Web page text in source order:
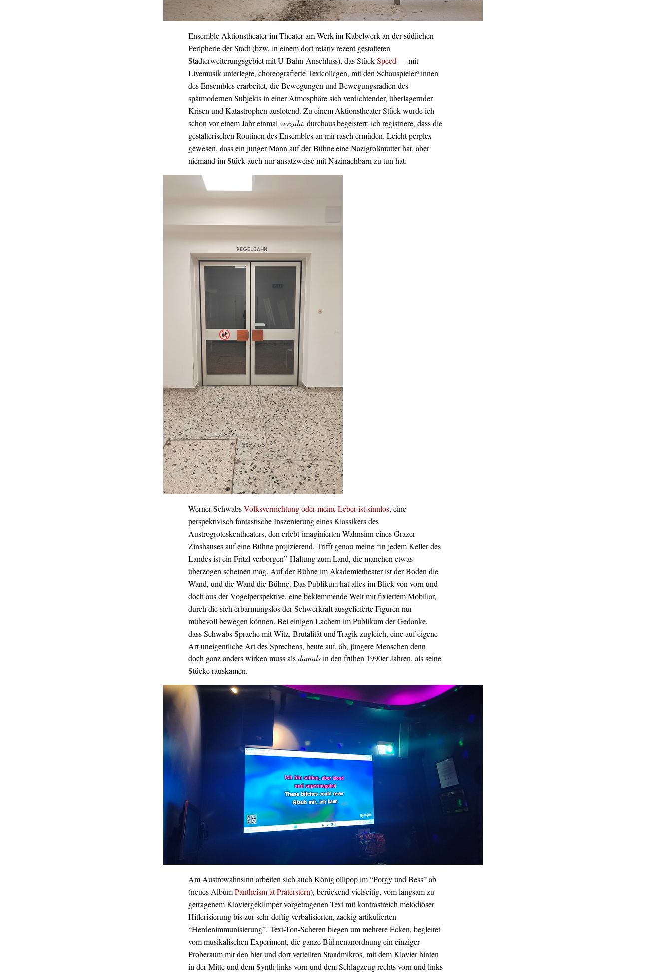
Ensemble Aktionstheater im Theater am Werk im Kabelwerk an der südlichen
Peripherie der Stadt (bzw. in einem dort relativ rezent gestalteten
Stadterweiterungsgebiet mit U-Bahn-Anschluss), das StückSpeed— mit
Livemusik unterlegte, choreografierte Textcollagen, mit den Schauspieler*innen
des Ensembles erarbeitet, die Bewegungen und Bewegungsradien des
spätmodernen Subjekts in einer Atmosphäre sich verdichtender, überlagernder
Krisen und Katastrophen auslotend. Zu einem Aktionstheater-Stück wurde ich
schon vor einem Jahr einmalverzaht, durchaus begeistert; ich registriere, dass die
gestalterischen Routinen des Ensembles an mir rasch ermüden. Leicht perplex
gewesen, dass ein junger Mann auf der Bühne eine Nazigroßmutter hat, aber
niemand im Stück auch nur ansatzweise mit Nazinachbarn zu tun hat.
Werner SchwabsVolksvernichtung oder meine Leber ist sinnlos, eine
perspektivisch fantastische Inszenierung eines Klassikers des
Austrogroteskentheaters, den erlebt-imaginierten Wahnsinn eines Grazer
Zinshauses auf eine Bühne projizierend. Trifft genau meine “in jedem Keller des
Landes ist ein Fritzl verborgen”-Haltung zum Land, die manchen etwas
überzogen scheinen mag. Auf der Bühne im Akademietheater ist der Boden die
Wand, und die Wand die Bühne. Das Publikum hat alles im Blick von vorn und
doch aus der Vogelperspektive, eine beklemmende Welt mit fixiertem Mobiliar,
durch die sich erbarmungslos der Schwerkraft ausgelieferte Figuren nur
mühevoll bewegen können. Bei einigen Lachern im Publikum der Gedanke,
dass Schwabs Sprache mit Witz, Brutalität und Tragik zugleich, eine auf eigene
Art uneigentliche Art des Sprechens, heute auf, äh, jüngere Menschen denn
doch ganz anders wirken muss alsdamalsin den frühen 1990er Jahren, als seine
Stücke rauskamen.
Am Austrowahnsinn arbeiten sich auch Königlollipop im “Porgy und Bess” ab
(neues AlbumPantheism at Praterstern), berückend vielseitig, vom langsam zu
getragenem Klaviergeklimper vorgetragenen Text mit kontrastreich melodiöser
Hitlerisierung bis zur sehr deftig verbalisierten, zackig artikulierten
“Herdenimmunisierung”. Text-Ton-Scheren biegen um mehrere Ecken, begleitet
vom musikalischen Experiment, die ganze Bühnenanordnung ein einziger
Proberaum mit den hier und dort verteilten Standmikros, mit dem Klavier hinten
in der Mitte und dem Synth links vorn und dem Schlagzeug rechts vorn und links